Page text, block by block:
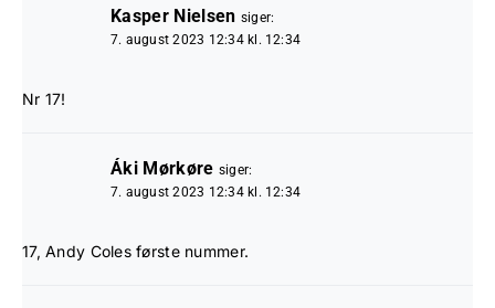
Kasper Nielsen siger:
7. august 2023 12:34 kl. 12:34
Nr 17!
Áki Mørkøre siger:
7. august 2023 12:34 kl. 12:34
17, Andy Coles første nummer.